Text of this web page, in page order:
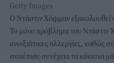
Getty Images
Ο Ντάστιν Χόφμαν εξακολουθεί
Το μόνο πρόβλημα του Ντάστιν
ανοιξιάτικες αλλεργίες,
σκούπισε συνέχεια τα κόκκινα